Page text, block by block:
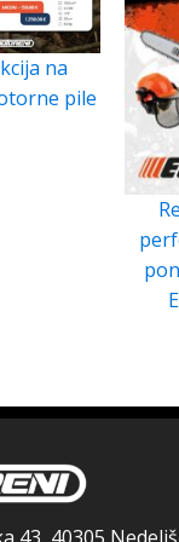
na
pile